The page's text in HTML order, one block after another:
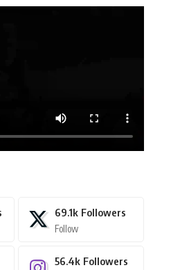
69.1k Followers
Follow
56.4k Followers